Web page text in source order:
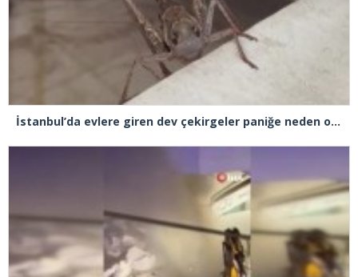
İstanbul’da evlere giren dev çekirgeler paniğe neden oldu